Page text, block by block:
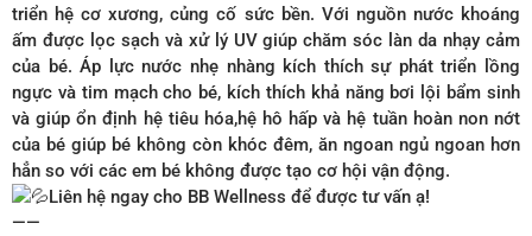
triển hệ cơ xương, củng cố sức bền. Với nguồn nước khoáng
ấm được lọc sạch và xử lý UV giúp chăm sóc làn da nhạy cảm
của bé. Áp lực nước nhẹ nhàng kích thích sự phát triển lồng
ngực và tim mạch cho bé, kích thích khả năng bơi lội bẩm sinh
và giúp ổn định hệ tiêu hóa,hệ hô hấp và hệ tuần hoàn non nớt
của bé giúp bé không còn khóc đêm, ăn ngoan ngủ ngoan hơn
hẳn so với các em bé không được tạo cơ hội vận động.
Liên hệ ngay cho BB Wellness để được tư vấn ạ!
——